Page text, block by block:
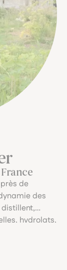
de
des
hydrolats,